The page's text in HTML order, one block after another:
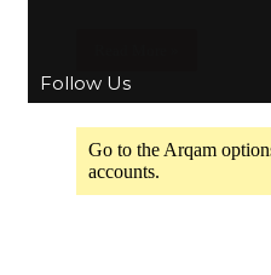
Follow Us
Go to the Arqam
accounts.